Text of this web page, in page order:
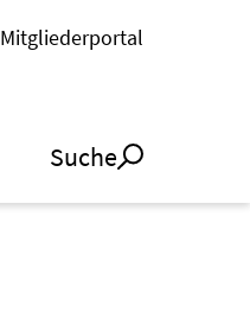
Mitgliederportal
Suche